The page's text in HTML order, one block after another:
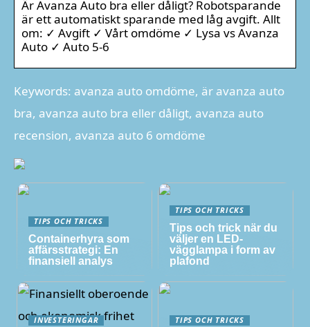
Är Avanza Auto bra eller dåligt? Robotsparande
är ett automatiskt sparande med låg avgift. Allt
om: ✓ Avgift ✓ Vårt omdöme ✓ Lysa vs Avanza
Auto ✓ Auto 5-6
Keywords: avanza auto omdöme, är avanza auto
bra, avanza auto bra eller dåligt, avanza auto
recension, avanza auto 6 omdöme
TIPS OCH TRICKS
Containerhyra som
affärsstrategi: En
finansiell analys
TIPS OCH TRICKS
Tips och trick när du
väljer en LED-
vägglampa i form av
plafond
INVESTERINGAR TIPS OCH TRICKS